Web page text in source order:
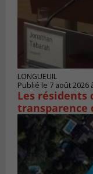
LONGUEUIL
Publié le 7 août 2026
Les résidents
transparence